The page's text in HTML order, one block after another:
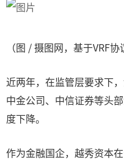
（图 / 摄图网，基于VRF协
近两年，在监管层要求下
中金公司、中信证券等头
度下降。
作为金融国企，越秀资本